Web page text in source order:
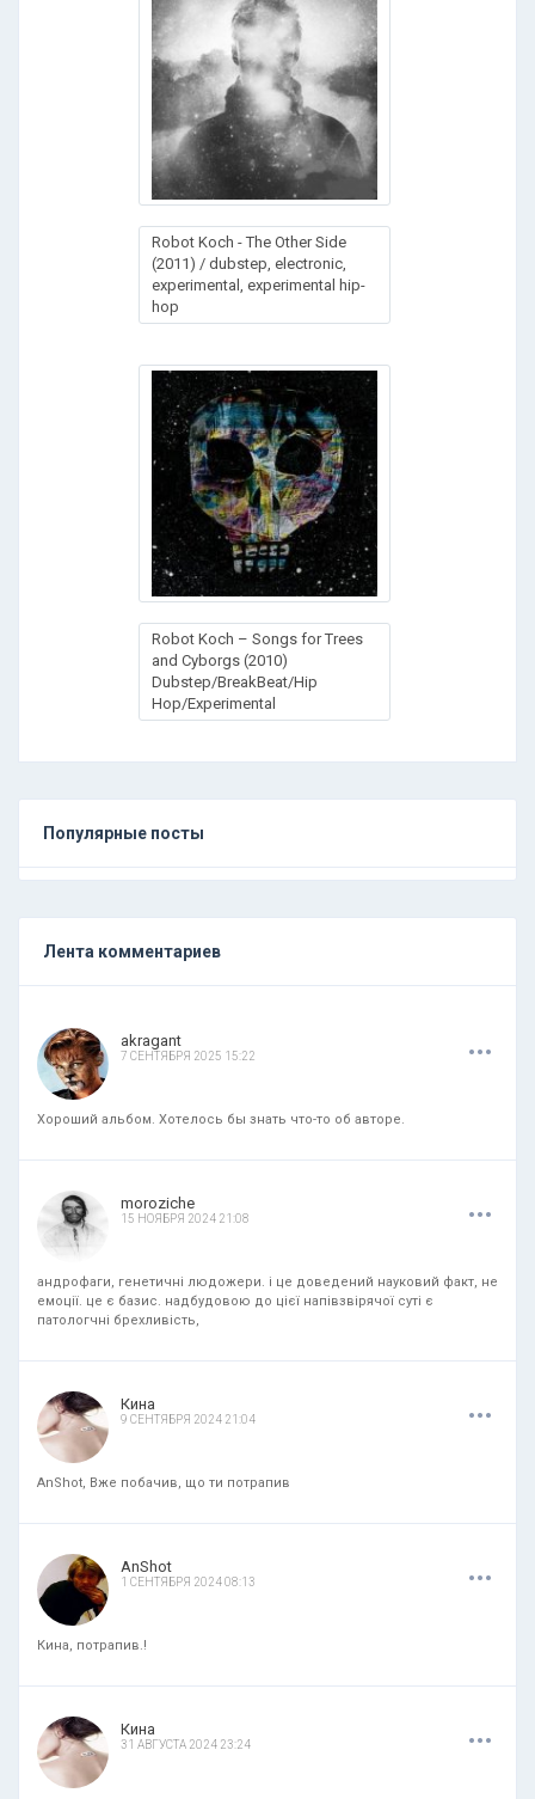
Robot Koch - The Other Side
(2011) / dubstep, electronic,
experimental, experimental hip-
hop
Robot Koch – Songs for Trees
and Cyborgs (2010)
Dubstep/BreakBeat/Hip
Hop/Experimental
Популярные посты
Лента комментариев
akragant
7 СЕНТЯБРЯ 2025 15:22 ...
Хороший альбом. Хотелось бы знать что-то об авторе.
moroziche
15 НОЯБРЯ 2024 21:08 ...
андрофаги, генетичні людожери. і це доведений науковий факт, не
емоції. це є базис. надбудовою до цієї напівзвірячої суті є
патологчні брехливість,
Кина
9 СЕНТЯБРЯ 2024 21:04 ...
AnShot, Вже побачив, що ти потрапив
AnShot
1 СЕНТЯБРЯ 2024 08:13 ...
Кина, потрапив.!
Кина
31 АВГУСТА 2024 23:24 ...